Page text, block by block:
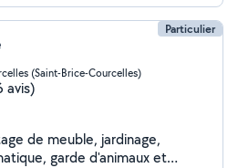
Particulier
(Saint-Brice-Courcelles)
avis)
de meuble, jardinage,
garde d'animaux et